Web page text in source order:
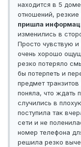
находится в 5
отношений,
пришла
изменились в
Просто чувствую
очень хорошо
резко потеряло
бы потерпеть и
предмет
поняла, что ждать
случились в
поступила так
сети и не
номер телефона
решила резко